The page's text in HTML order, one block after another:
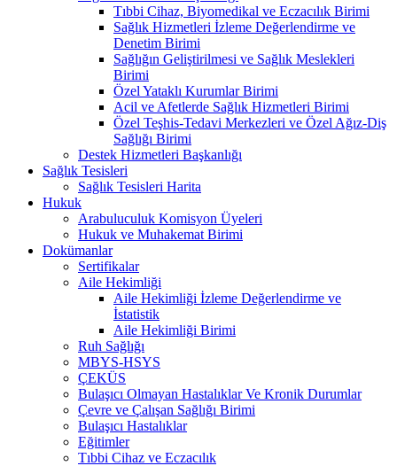
Tıbbi Cihaz, Biyomedikal ve Eczacılık Birimi
Sağlık Hizmetleri İzleme Değerlendirme ve
Denetim Birimi
Sağlığın Geliştirilmesi ve Sağlık Meslekleri
Birimi
Özel Yataklı Kurumlar Birimi
Acil ve Afetlerde Sağlık Hizmetleri Birimi
Özel Teşhis-Tedavi Merkezleri ve Özel Ağız-Diş
Sağlığı Birimi
Destek Hizmetleri Başkanlığı
Sağlık Tesisleri
Sağlık Tesisleri Harita
Hukuk
Arabuluculuk Komisyon Üyeleri
Hukuk ve Muhakemat Birimi
Dokümanlar
Sertifikalar
Aile Hekimliği
Aile Hekimliği İzleme Değerlendirme ve
İstatistik
Aile Hekimliği Birimi
Ruh Sağlığı
MBYS-HSYS
ÇEKÜS
Bulaşıcı Olmayan Hastalıklar Ve Kronik Durumlar
Çevre ve Çalışan Sağlığı Birimi
Bulaşıcı Hastalıklar
Eğitimler
Tıbbi Cihaz ve Eczacılık